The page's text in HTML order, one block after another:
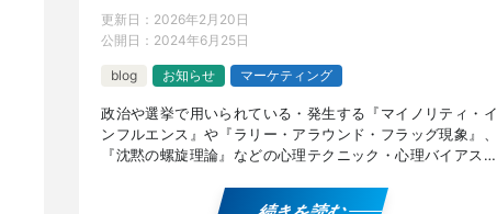
更新日： 2026年2月20日
公開日： 2024年6月25日
blog お知らせ マーケティング
政治や選挙で用いられている・発生する『マイノリティ・イ
ンフルエンス』や『ラリー・アラウンド・フラッグ現象』、
『沈黙の螺旋理論』などの心理テクニック・心理バイアスな